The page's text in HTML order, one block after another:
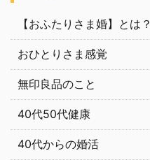
【おふたりさま婚】とは？
おひとりさま感覚
無印良品のこと
40代50代健康
40代からの婚活